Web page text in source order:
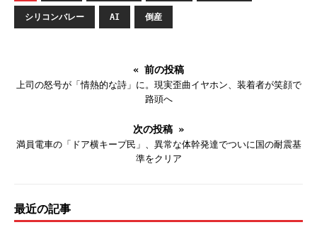
シリコンバレー AI 倒産
« 前の投稿
上司の怒号が「情熱的な詩」に。現実歪曲イヤホン、装着者が笑顔で
路頭へ
次の投稿 »
満員電車の「ドア横キープ民」、異常な体幹発達でついに国の耐震基
準をクリア
最近の記事